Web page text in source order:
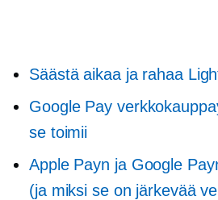
Säästä aikaa ja rahaa
Google Pay
se toimii
Apple Payn ja Google
(ja miksi se on järkevää